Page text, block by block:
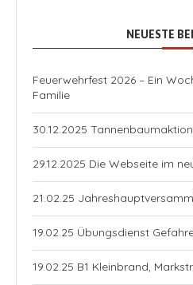
NEUESTE
Feuerwehrfest 2026 – Ein
Familie
30.12.2025
29.12.2025 Die Webseite im
21.02.25
19.02.25 Übungsdienst
19.02.25 B1 Kleinbrand,